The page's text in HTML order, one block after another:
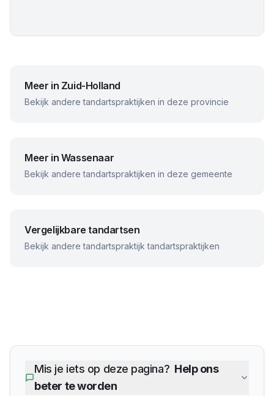
Meer in Zuid-Holland
Bekijk andere tandartspraktijken in deze provincie
Meer in Wassenaar
Bekijk andere tandartspraktijken in deze gemeente
Vergelijkbare tandartsen
Bekijk anderetandartspraktijk tandartspraktijken
Mis je iets op deze pagina? Help ons
beter te worden